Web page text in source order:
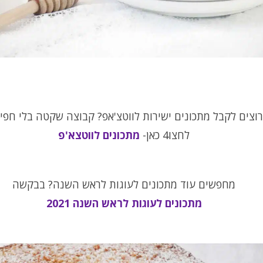
רוצים לקבל מתכונים ישירות לווטצ'אפ? קבוצה שקטה בלי
לחצו4 כאן-
מתכונים לווטצא'פ
מחפשים עוד מתכונים לעוגות לראש השנה? בבקשה
מתכונים לעוגות לראש השנה 2021